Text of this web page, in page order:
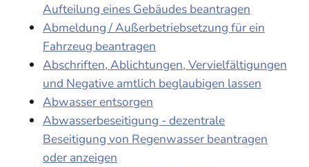
Aufteilung eines Gebäudes beantragen
Abmeldung / Außerbetriebsetzung für ein
Fahrzeug beantragen
Abschriften, Ablichtungen, Vervielfältigungen
und Negative amtlich beglaubigen lassen
Abwasser entsorgen
Abwasserbeseitigung - dezentrale
Beseitigung von Regenwasser beantragen
oder anzeigen